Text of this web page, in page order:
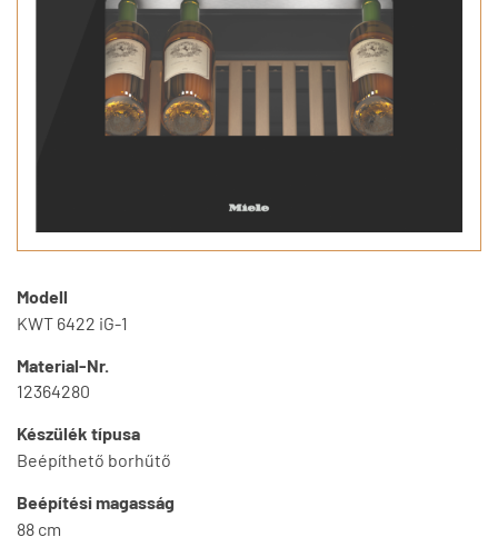
Modell
KWT 6422 iG-1
Material-Nr.
12364280
Készülék típusa
Beépíthető borhűtő
Beépítési magasság
88 cm